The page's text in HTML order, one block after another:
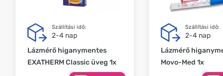
Szállítási idő:
2-4 nap
Lázmérő higanymentes
EXATHERM Classic üveg 1x
Szállítási idő:
2-4 nap
Lázmérő
Movo-Med 1x